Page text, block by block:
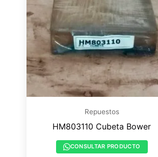
Repuestos
HM803110 Cubeta Bower
CONSULTAR PRODUCTO